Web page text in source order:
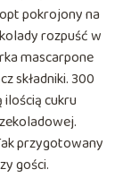
pokrojony na
rozpuść w
mascarpone
składniki. 300
cukru
przygotowany
gości.